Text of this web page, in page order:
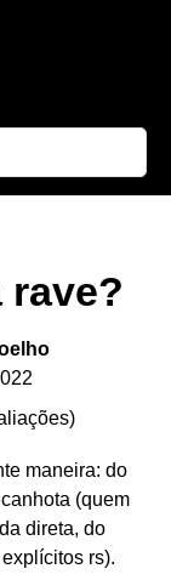
rave?
)
maneira: do
(quem
direta, do
rs).